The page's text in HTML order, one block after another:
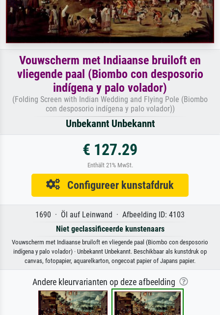
Vouwscherm met Indiaanse bruiloft en
vliegende paal (Biombo con desposorio
indígena y palo volador)
(Folding Screen with Indian Wedding and Flying Pole (Biombo
con desposorio indígena y palo volador))
Unbekannt Unbekannt
€ 127.29
Enthält 21% MwSt.
Configureer kunstafdruk
1690 · Öl auf Leinwand · Afbeelding ID: 4103
Niet geclassificeerde kunstenaars
Vouwscherm met Indiaanse bruiloft en vliegende paal (Biombo con desposorio
indígena y palo volador) · Unbekannt Unbekannt. Beschikbaar als kunstdruk op
canvas, fotopapier, aquarelkarton, ongecoat papier of Japans papier.
Andere kleurvarianten op deze afbeelding